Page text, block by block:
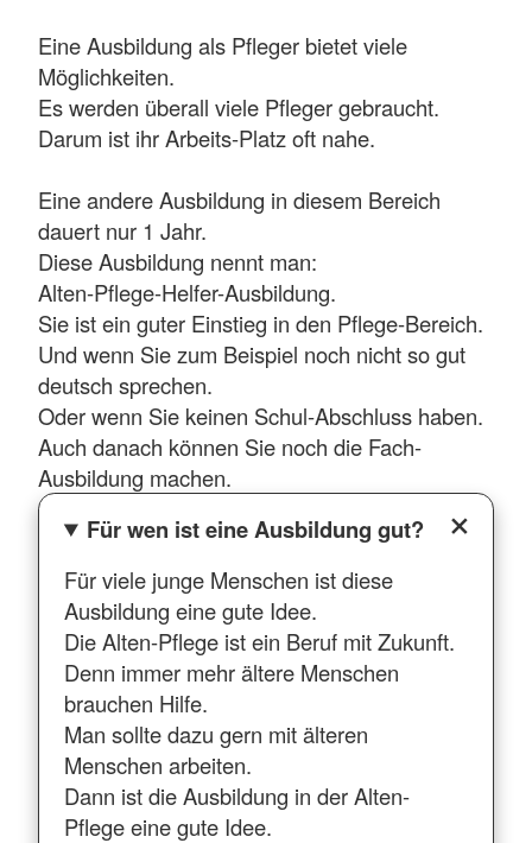
Eine Ausbildung als Pfleger bietet viele
Möglichkeiten.
Es werden überall viele Pfleger gebraucht.
Darum ist ihr Arbeits-Platz oft nahe.
Eine andere Ausbildung in diesem Bereich
dauert nur 1 Jahr.
Diese Ausbildung nennt man:
Alten-Pflege-Helfer-Ausbildung.
Sie ist ein guter Einstieg in den Pflege-Bereich.
Und wenn Sie zum Beispiel noch nicht so gut
deutsch sprechen.
Oder wenn Sie keinen Schul-Abschluss haben.
Auch danach können Sie noch die Fach-
Ausbildung machen.
Für wen ist eine Ausbildung gut?
Für viele junge Menschen ist diese
Ausbildung eine gute Idee.
Die Alten-Pflege ist ein Beruf mit Zukunft.
Denn immer mehr ältere Menschen
brauchen Hilfe.
Man sollte dazu gern mit älteren
Menschen arbeiten.
Dann ist die Ausbildung in der Alten-
Pflege eine gute Idee.